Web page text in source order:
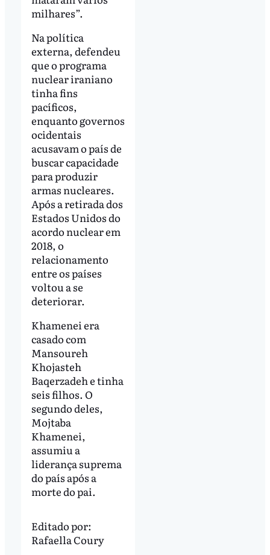
milhares”.
Na política
externa, defendeu
que o programa
nuclear iraniano
tinha fins
pacíficos,
enquanto governos
ocidentais
acusavam o país de
buscar capacidade
para produzir
armas nucleares.
Após a retirada dos
Estados Unidos do
acordo nuclear em
2018, o
relacionamento
entre os países
voltou a se
deteriorar.
Khamenei era
casado com
Mansoureh
Khojasteh
Baqerzadeh e tinha
seis filhos. O
segundo deles,
Mojtaba
Khamenei,
assumiu a
liderança suprema
do país após a
morte do pai.
Editado por:
Rafaella Coury